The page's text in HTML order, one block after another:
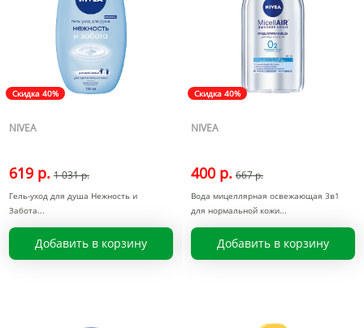
Скидка 40%
NIVEA
619 р. 1 031 р.
Гель-уход для душа Нежность и
Забота
Добавить в корзину
Скидка 40%
NIVEA
400 р. 667 р.
Вода мицеллярная освежающая 3в1
для нормальной кожи
Добавить в корзину